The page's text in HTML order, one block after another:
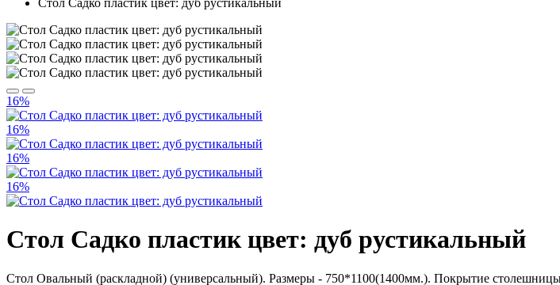
Стол Садко пластик цвет: дуб рустикальный
16%
16%
16%
16%
Стол Садко пластик цвет: дуб рустикальный
Стол Овальный (раскладной) (универсальный). Размеры - 750*1100(1400мм.). Покрытие